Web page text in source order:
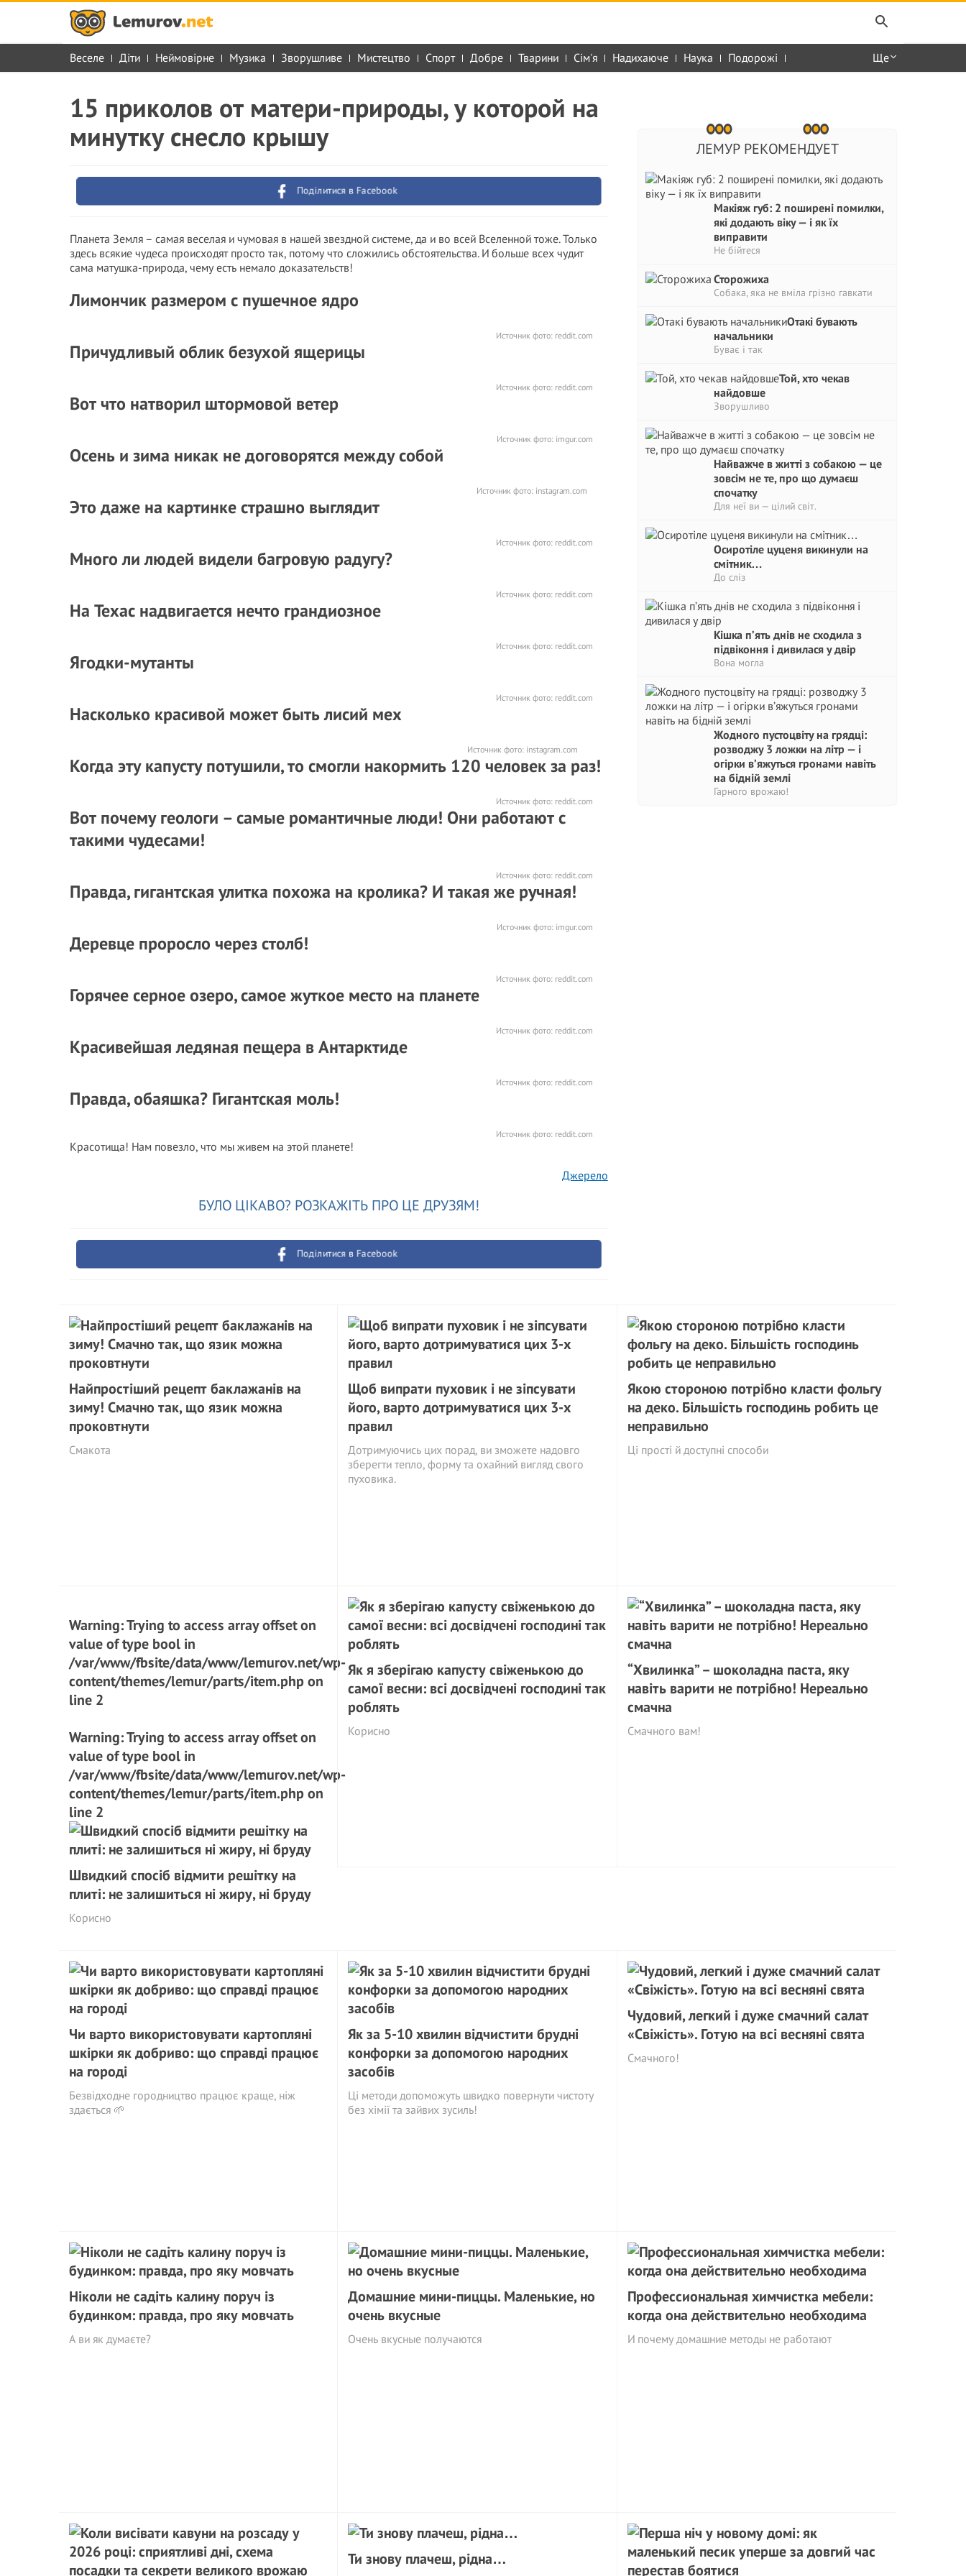
Веселе Діти Неймовірне Музика Зворушливе Мистецтво Спорт Добре Тварини Сім'я Надихаюче Наука Подорожі Ще
ЛЕМУР РЕКОМЕНДУЕТ
Макіяж губ: 2 поширені помилки,
які додають віку — і як їх
виправити
Не бійтеся
Сторожиха
Собака, яка не вміла грізно гавкати
Отакі бувають
начальники
Буває і так
Той, хто чекав
найдовше
Зворушливо
Найважче в житті з собакою — це
зовсім не те, про що думаєш
спочатку
Для неї ви — цілий світ.
Осиротіле цуценя викинули на
смітник…
До сліз
Кішка п’ять днів не сходила з
підвіконня і дивилася у двір
Вона могла
Жодного пустоцвіту на грядці:
розводжу 3 ложки на літр — і
огірки в’яжуться гронами навіть
на бідній землі
Гарного врожаю!
15 приколов от матери-природы, у которой на
минутку снесло крышу
Поділитися в Facebook
Планета Земля – самая веселая и чумовая в нашей звездной системе, да и во всей Вселенной тоже. Только
здесь всякие чудеса происходят просто так, потому что сложились обстоятельства. И больше всех чудит
сама матушка-природа, чему есть немало доказательств!
Лимончик размером с пушечное ядро
Источник фото: reddit.com
Причудливый облик безухой ящерицы
Источник фото: reddit.com
Вот что натворил штормовой ветер
Источник фото: imgur.com
Осень и зима никак не договорятся между собой
Источник фото: instagram.com
Это даже на картинке страшно выглядит
Источник фото: reddit.com
Много ли людей видели багровую радугу?
Источник фото: reddit.com
На Техас надвигается нечто грандиозное
Источник фото: reddit.com
Ягодки-мутанты
Источник фото: reddit.com
Насколько красивой может быть лисий мех
Источник фото: instagram.com
Когда эту капусту потушили, то смогли накормить 120 человек за раз!
Источник фото: reddit.com
Вот почему геологи – самые романтичные люди! Они работают с
такими чудесами!
Источник фото: reddit.com
Правда, гигантская улитка похожа на кролика? И такая же ручная!
Источник фото: imgur.com
Деревце проросло через столб!
Источник фото: reddit.com
Горячее серное озеро, самое жуткое место на планете
Источник фото: reddit.com
Красивейшая ледяная пещера в Антарктиде
Источник фото: reddit.com
Правда, обаяшка? Гигантская моль!
Источник фото: reddit.com
Красотища! Нам повезло, что мы живем на этой планете!
Джерело
БУЛО ЦІКАВО? РОЗКАЖІТЬ ПРО ЦЕ ДРУЗЯМ!
Поділитися в Facebook
Найпростіший рецепт баклажанів на
зиму! Смачно так, що язик можна
проковтнути
Смакота
Щоб випрати пуховик і не зіпсувати
його, варто дотримуватися цих 3-х
правил
Дотримуючись цих порад, ви зможете надовго
зберегти тепло, форму та охайний вигляд свого
пуховика.
Якою стороною потрібно класти фольгу
на деко. Більшість господинь робить це
неправильно
Ці прості й доступні способи
Warning: Trying to access array offset on
value of type bool in
/var/www/fbsite/data/www/lemurov.net/wp-
content/themes/lemur/parts/item.phpon
line 2
Warning: Trying to access array offset on
value of type bool in
/var/www/fbsite/data/www/lemurov.net/wp-
content/themes/lemur/parts/item.phpon
line 2
Швидкий спосіб відмити решітку на
плиті: не залишиться ні жиру, ні бруду
Корисно
Як я зберігаю капусту свіженькою до
самої весни: всі досвідчені господині так
роблять
Корисно
“Хвилинка” – шоколадна паста, яку
навіть варити не потрібно! Нереально
смачна
Смачного вам!
Чи варто використовувати картопляні
шкірки як добриво: що справді працює
на городі
Безвідходне городництво працює краще, ніж
здається 🌱
Як за 5-10 хвилин відчистити брудні
конфорки за допомогою народних
засобів
Ці методи допоможуть швидко повернути чистоту
без хімії та зайвих зусиль!
Чудовий, легкий і дуже смачний салат
«Свіжість». Готую на всі весняні свята
Смачного!
Ніколи не садіть калину поруч із
будинком: правда, про яку мовчать
А ви як думаєте?
Домашние мини-пиццы. Маленькие, но
очень вкусные
Очень вкусные получаются
Профессиональная химчистка мебели:
когда она действительно необходима
И почему домашние методы не работают
Ти знову плачеш, рідна…